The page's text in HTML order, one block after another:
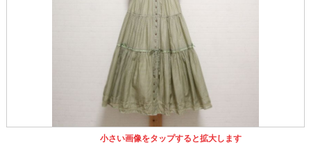
小さい画像をタップすると拡大します